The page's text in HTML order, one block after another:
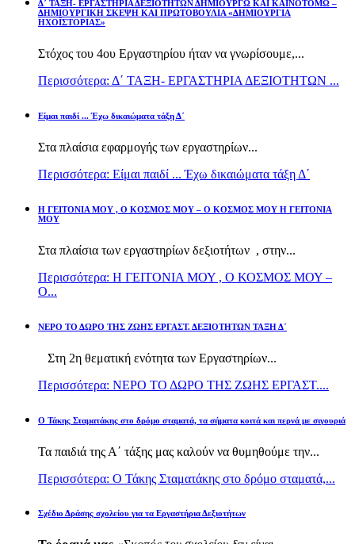
Δ΄ ΤΑΞΗ- ΕΡΓΑΣΤΗΡΙΑ ΔΕΞΙΟΤΗΤΩΝ ΔΗΜΙΟΥΡΓΩ ΚΑΙ ΚΑΙΝΟΤΟΜΩ –
ΔΗΜΙΟΥΡΓΙΚΗ ΣΚΕΨΗ ΚΑΙ ΠΡΩΤΟΒΟΥΛΙΑ «ΔΗΜΙΟΥΡΓΙΑ
ΗΧΟΪΣΤΟΡΙΑΣ»
Στόχος του 4ου Εργαστηρίου ήταν να γνωρίσουμε,...
Περισσότερα: Δ΄ ΤΑΞΗ- ΕΡΓΑΣΤΗΡΙΑ ΔΕΞΙΟΤΗΤΩΝ ...
Είμαι παιδί ... Έχω δικαιώματα τάξη Δ΄
Στα πλαίσια εφαρμογής των εργαστηρίων...
Περισσότερα: Είμαι παιδί ... Έχω δικαιώματα τάξη Δ΄
Η ΓΕΙΤΟΝΙΑ ΜΟΥ , Ο ΚΟΣΜΟΣ ΜΟΥ – Ο ΚΟΣΜΟΣ ΜΟΥ Η ΓΕΙΤΟΝΙΑ
ΜΟΥ
Στα πλαίσια των εργαστηρίων δεξιοτήτων , στην...
Περισσότερα: Η ΓΕΙΤΟΝΙΑ ΜΟΥ , Ο ΚΟΣΜΟΣ ΜΟΥ –
Ο...
ΝΕΡΟ ΤΟ ΔΩΡΟ ΤΗΣ ΖΩΗΣ ΕΡΓΑΣΤ. ΔΕΞΙΟΤΗΤΩΝ ΤΑΞΗ Δ΄
Στη 2η θεματική ενότητα των Εργαστηρίων...
Περισσότερα: ΝΕΡΟ ΤΟ ΔΩΡΟ ΤΗΣ ΖΩΗΣ ΕΡΓΑΣΤ....
Ο Τάκης Σταματάκης στο δρόμο σταματά, τα σήματα κοιτά και περνά με σιγουριά
Τα παιδιά της Α΄ τάξης μας καλούν να θυμηθούμε την...
Περισσότερα: Ο Τάκης Σταματάκης στο δρόμο σταματά,...
Σχέδιο Δράσης σχολείου για τα Εργαστήρια Δεξιοτήτων